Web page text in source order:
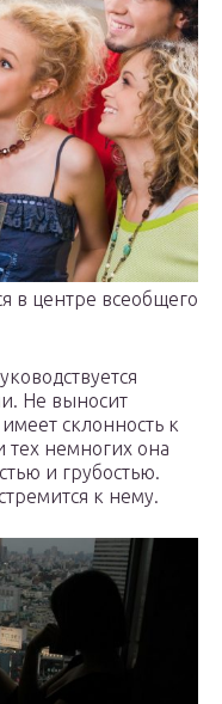
в центре всеобщего
Не выносит
склонность к
тех немногих она
и грубостью.
к нему.